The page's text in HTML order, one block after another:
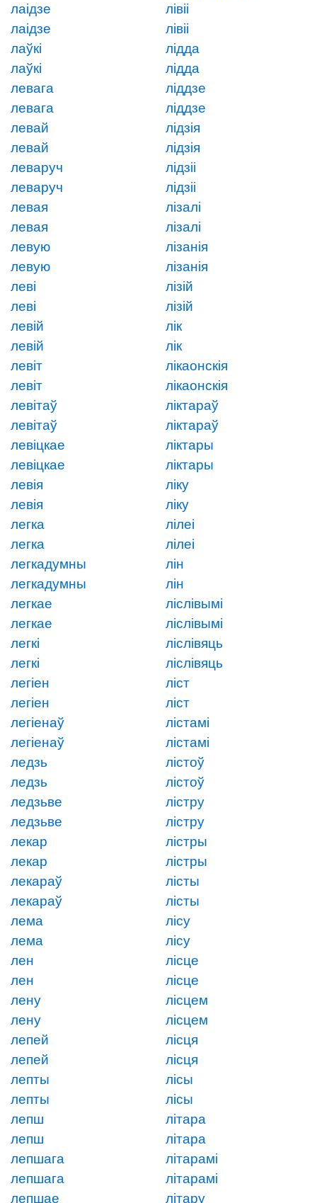
лаідзе
лаідзе
лаўкі
лаўкі
левага
левага
левай
левай
леваруч
леваруч
левая
левая
левую
левую
леві
леві
левій
левій
левіт
левіт
левітаў
левітаў
левіцкае
левіцкае
левія
левія
легка
легка
легкадумны
легкадумны
легкае
легкае
легкі
легкі
легіен
легіен
легіенаў
легіенаў
ледзь
ледзь
ледзьве
ледзьве
лекар
лекар
лекараў
лекараў
лема
лема
лен
лен
лену
лену
лепей
лепей
лепты
лепты
лепш
лепш
лепшага
лепшага
лепшае
лівіі
лівіі
лідда
лідда
ліддзе
ліддзе
лідзія
лідзія
лідзіі
лідзіі
лізалі
лізалі
лізанія
лізанія
лізій
лізій
лік
лік
лікаонскія
лікаонскія
ліктараў
ліктараў
ліктары
ліктары
ліку
ліку
лілеі
лілеі
лін
лін
ліслівымі
ліслівымі
ліслівяць
ліслівяць
ліст
ліст
лістамі
лістамі
лістоў
лістоў
лістру
лістру
лістры
лістры
лісты
лісты
лісу
лісу
лісце
лісце
лісцем
лісцем
лісця
лісця
лісы
лісы
літара
літара
літарамі
літарамі
літару